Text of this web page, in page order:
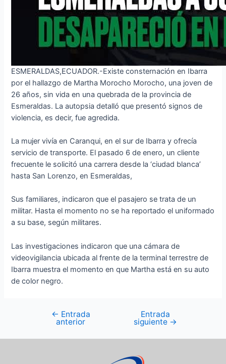
ESMERALDAS,ECUADOR.-Existe consternación en Ibarra
por el hallazgo de Martha Morocho Morocho, una joven de
26 años, sin vida en una quebrada de la provincia de
Esmeraldas. La autopsia detalló que presentó signos de
violencia, es decir, fue agredida.
La mujer vivía en Caranqui, en el sur de Ibarra y ofrecía
servicio de transporte. El pasado 6 de enero, un cliente
frecuente le solicitó una carrera desde la ‘ciudad blanca’
hasta San Lorenzo, en Esmeraldas,
Sus familiares, indicaron que el pasajero se trata de un
militar. Hasta el momento no se ha reportado el uniformado
a su base, según militares.
Las investigaciones indicaron que una cámara de
videovigilancia ubicada al frente de la terminal terrestre de
Ibarra muestra el momento en que Martha está en su auto
de color negro.
← Entrada
anterior
Entrada
siguiente →